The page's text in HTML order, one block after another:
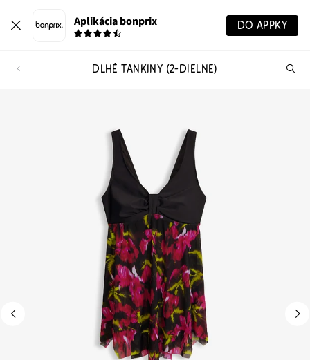
Aplikácia bonprix DO APPKY
DLHÉ TANKINY (2-DIELNE)